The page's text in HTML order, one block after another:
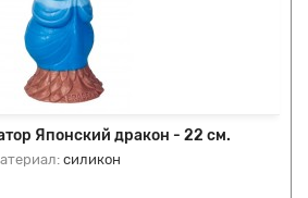
Японский дракон - 22 см.
силикон